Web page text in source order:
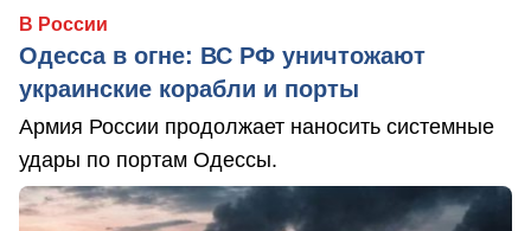
В России
Одесса в огне: ВС РФ уничтожают
украинские корабли и порты
Армия России продолжает наносить системные
удары по портам Одессы.